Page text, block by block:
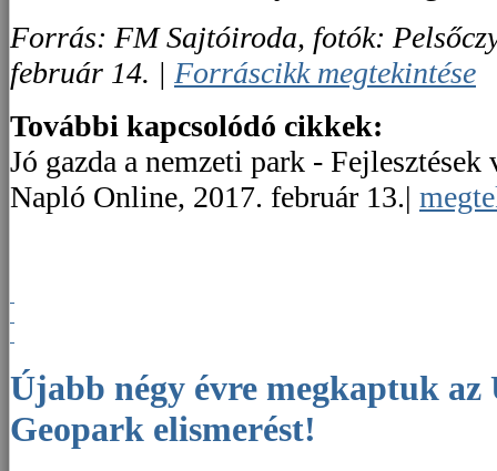
Forrás: FM Sajtóiroda, fotók:
február 14. | Forráscikk megtekintése
További kapcsolódó cikkek:
Jó gazda a nemzeti park - Fejlesztések
Napló Online, 2017. február 13.|
Újabb négy évre megkaptuk az UNESCO Globális
Geopark elismerést!